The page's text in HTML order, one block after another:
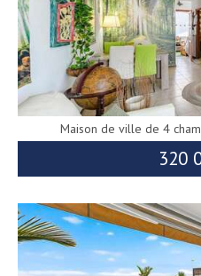
Maison de ville de 4
320